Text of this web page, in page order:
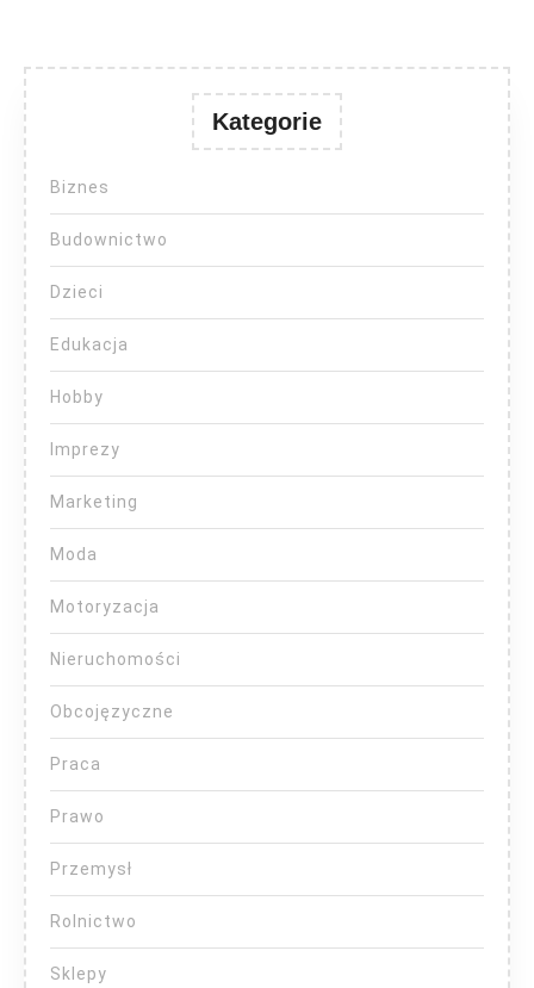
Kategorie
Biznes
Budownictwo
Dzieci
Edukacja
Hobby
Imprezy
Marketing
Moda
Motoryzacja
Nieruchomości
Obcojęzyczne
Praca
Prawo
Przemysł
Rolnictwo
Sklepy